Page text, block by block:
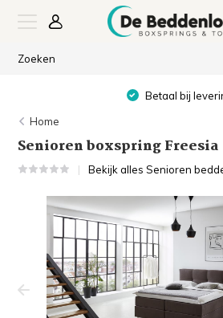
Showroom in
Home
Senioren boxspring Freesia
Bekijk alles Senioren